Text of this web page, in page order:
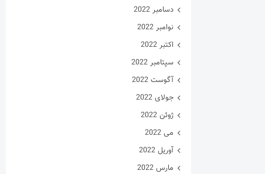
دسامبر 2022
نوامبر 2022
اکتبر 2022
سپتامبر 2022
آگوست 2022
جولای 2022
ژوئن 2022
می 2022
آوریل 2022
مارس 2022